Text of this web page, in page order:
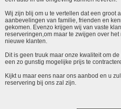
Wij zijn blij om u te vertellen dat een groot
aanbevelingen van familie, frienden en
gekomen. Evenzo krijgen wij van vaste
reserveringen,om maar te zwijgen over
nieuwe klanten.
Dit is geen truuk maar onze kwaliteit om
een zo gunstig mogelijke prijs te
Kijkt u maar eens naar ons aanbod en u
reservering bij ons zal zijn.